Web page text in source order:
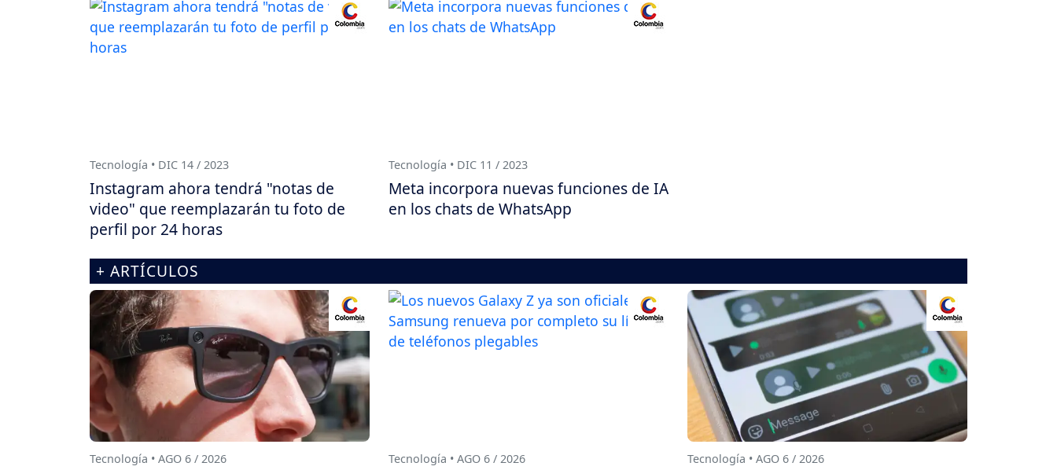
Tecnología • DIC 14 / 2023
Instagram ahora tendrá "notas de
video" que reemplazarán tu foto de
perfil por 24 horas
Tecnología • DIC 11 / 2023
Meta incorpora nuevas funciones de IA
en los chats de WhatsApp
+ ARTÍCULOS
Tecnología • AGO 6 / 2026 Tecnología • AGO 6 / 2026 Tecnología • AGO 6 / 2026